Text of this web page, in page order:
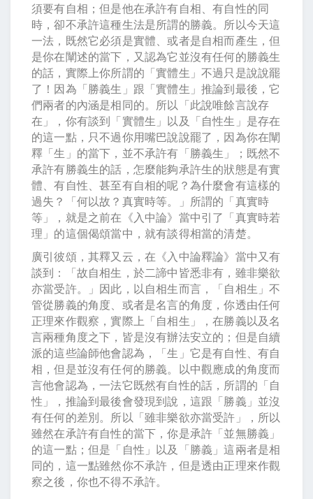
須要有自相；但是他在承許有自相、有自性的同
時，卻不承許這種生法是所謂的勝義。所以今天這
一法，既然它必須是實體、或者是自相而產生，但
是你在闡述的當下，又認為它並沒有任何的勝義生
的話，實際上你所謂的「實體生」不過只是說說罷
了！因為「勝義生」跟「實體生」推論到最後，它
們兩者的內涵是相同的。所以「此說唯餘言說存
在」，你有談到「實體生」以及「自性生」是存在
的這一點，只不過你用嘴巴說說罷了，因為你在闡
釋「生」的當下，並不承許有「勝義生」；既然不
承許有勝義生的話，怎麼能夠承許生的狀態是有實
體、有自性、甚至有自相的呢？為什麼會有這樣的
過失？「何以故？真實時等。」所謂的「真實時
等」，就是之前在《入中論》當中引了「真實時若
理」的這個偈頌當中，就有談得相當的清楚。
廣引彼頌，其釋又云，在《入中論釋論》當中又有
談到：「故自相生，於二諦中皆悉非有，雖非樂欲
亦當受許。」因此，以自相生而言，「自相生」不
管從勝義的角度、或者是名言的角度，你透由任何
正理來作觀察，實際上「自相生」，在勝義以及名
言兩種角度之下，皆是沒有辦法安立的；但是自續
派的這些論師他會認為，「生」它是有自性、有自
相，但是並沒有任何的勝義。以中觀應成的角度而
言他會認為，一法它既然有自性的話，所謂的「自
性」，推論到最後會發現到說，這跟「勝義」並沒
有任何的差別。所以「雖非樂欲亦當受許」，所以
雖然在承許有自性的當下，你是承許「並無勝義」
的這一點；但是「自性」以及「勝義」這兩者是相
同的，這一點雖然你不承許，但是透由正理來作觀
察之後，你也不得不承許。